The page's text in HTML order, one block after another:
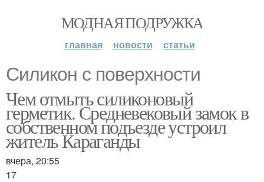
МОДНАЯ ПОДРУЖКА
главная новости статьи
Силикон с поверхности
Чем отмыть силиконовый
герметик. Средневековый замок в
собственном подъезде устроил
житель Караганды
вчера, 20:55
17